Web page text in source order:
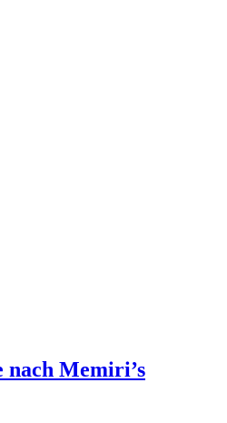
Memiri’s